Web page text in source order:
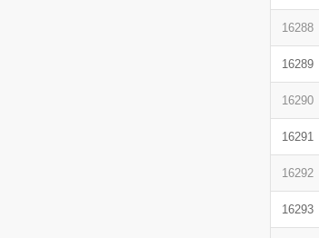
16288
16289
16290
16291
16292
16293